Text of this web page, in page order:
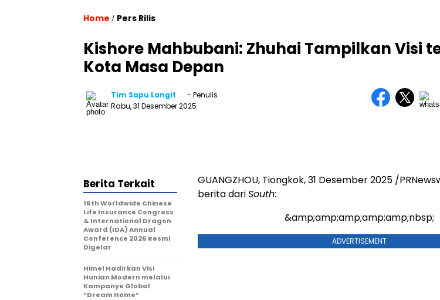
Home / Pers Rilis
Kishore Mahbubani: Zhuhai Tampilkan Visi
Kota Masa Depan
Tim Sapu Langit
- Penulis
Rabu, 31 Desember 2025
GUANGZHOU, Tiongkok, 31 Desember 2025 /
berita dariSouth:
&amp;amp;amp;amp;amp;nbsp;
ADVERTISEMENT
Berita Terkait
16th Worldwide Chinese
Life Insurance Congress
& International Dragon
Award (IDA) Annual
Conference 2026 Resmi
Digelar
Himel Hadirkan Visi
Hunian Modern melalui
Kampanye Global
“Dream Home”